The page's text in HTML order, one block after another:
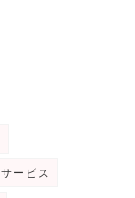
サービス